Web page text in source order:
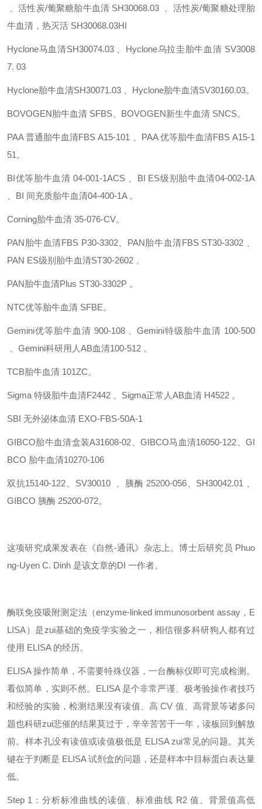
、活性炭/葡聚糖胎牛血清 SH30068.03 、活性炭/葡聚糖处理胎
牛血清，热灭活 SH30068.03HI
Hyclone马血清SH30074.03 Hyclone乌拉圭胎牛血清 SV3008
7. 03
Hyclone胎牛血清SH30071.03 、Hyclone胎牛血清SV30160.03。
BOVOGEN胎牛血清 SFBS BOVOGEN新生牛血清 SNCS。
PAA 普通胎牛血清FBS A15-101 PAA 优等胎牛血清FBS A15-1
51。
BI优等胎牛血清 04-001-1ACS 、BI ES级别胎牛血清04-002-1A
、BI 间充质胎牛血清04-400-1A 。
Corning胎牛血清 35-076-CV。
PAN胎牛血清FBS P30-3302、 PAN胎牛血清FBS ST30-3302
PAN ES级别胎牛血清ST30-2602
PAN胎牛血清Plus ST30-3302P 。
NTC优等胎牛血清 SFBE。
Gemini优等胎牛血清 900-108 、Gemini特级胎牛血清 100-500
、Gemini科研用人AB血清100-512 。
TCB胎牛血清 101ZC。
Sigma 特级胎牛血清F2442 、Sigma正常人AB血清 H4522 。
SBI 无外泌体血清 EXO-FBS-50A-1
GIBCO胎牛血清盒装A31608-02、 GIBCO马血清16050-122 、GI
BCO 胎牛血清10270-106
双抗15140-122、SV30010 、胰酶 25200-056、SH30042.01 、
GIBCO 胰酶 25200-072。
这项研究成果发表在《自然-通讯》杂志上。博士后研究员 Phuo
ng-Uyen C. Dinh 是该文章的DI 一作者。
酶联免疫吸附测定法（enzyme-linked immunosorbent assay，E
LISA）是zui基础的免疫学实验之一，相信很多科研狗 人 都有过
使用 ELISA 的经历。
ELISA 操作简单，不需要特殊仪器，一台酶标仪即可完成检测。
看似简单，实则不然。ELISA 是个非常严谨、极考验操作者技巧
和经验的实验，检测结果没有读值、高 CV 值、高背景等诸多问
题也科研zui悲催的结果莫过于，辛辛苦苦干一年，读板回到解放
前。样本孔没有读值或读值极低是 ELISA zui常见的问题。其关
键在于判断是 ELISA 试剂盒的问题，还是样本中目标蛋白表达量
低。
Step 1：分析标准曲线的读值、标准曲线 R2 值、背景值高低